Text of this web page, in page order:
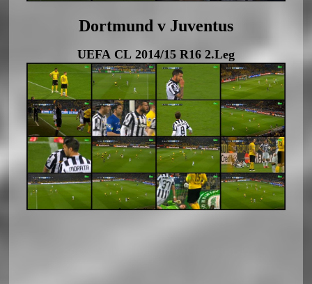
Dortmund v Juventus
UEFA CL 2014/15 R16 2.Leg